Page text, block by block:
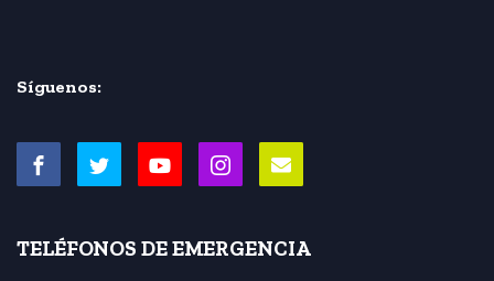
Síguenos:
TELÉFONOS DE EMERGENCIA